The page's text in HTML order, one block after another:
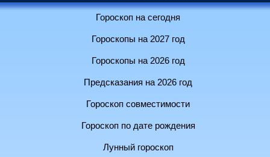
Гороскоп на сегодня
Гороскопы на 2027 год
Гороскопы на 2026 год
Предсказания на 2026 год
Гороскоп совместимости
Гороскоп по дате рождения
Лунный гороскоп